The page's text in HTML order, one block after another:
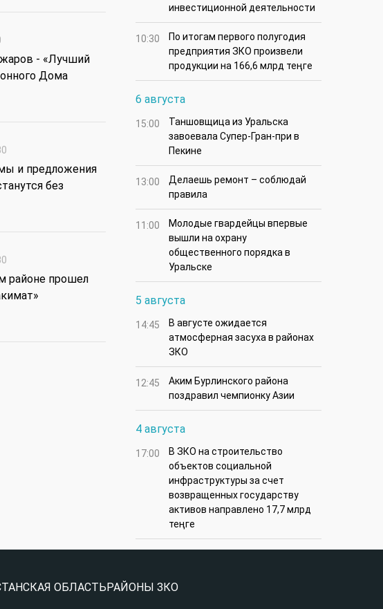
- «Лучший
Дома
и предложения
без
районе прошел
инвестиционной деятельности
10:30
По итогам первого полугодия
предприятия ЗКО произвели
продукции на 166,6 млрд теңге
6 августа
15:00
Таншовщица из Уральска
завоевала Супер-Гран-при в
Пекине
13:00
Делаешь ремонт – соблюдай
правила
11:00
Молодые гвардейцы впервые
вышли на охрану
общественного порядка в
Уральске
5 августа
14:45
В августе ожидается
атмосферная засуха в районах
ЗКО
12:45
Аким Бурлинского района
поздравил чемпионку Азии
4 августа
17:00
В ЗКО на строительство
объектов социальной
инфраструктуры за счет
возвращенных государству
активов направлено 17,7 млрд
теңге
ОБЛАСТЬ РАЙОНЫ ЗКО